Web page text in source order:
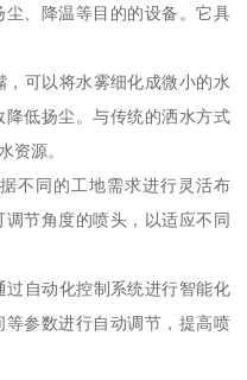
、降温等目的的设备。它具
可以将水雾细化成微小的水
低扬尘。与传统的洒水方式
资源。
不同的工地需求进行灵活布
节角度的喷头，以适应不同
自动化控制系统进行智能化
参数进行自动调节，提高喷